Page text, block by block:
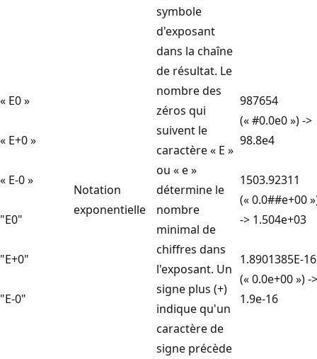
« E0 »
« E+0 »
« E-0 »
"E0"
"E+0"
"E-0"
Notation
exponentielle
symbole
d'exposant
dans la chaîne
de résultat. Le
nombre des
zéros qui
suivent le
caractère « E »
ou « e »
détermine le
nombre
minimal de
chiffres dans
l'exposant. Un
signe plus (+)
indique qu'un
caractère de
signe précède
987654
(« #0.0e0 ») ->
98.8e4
1503.92311
(« 0.0##e+00
-> 1.504e+03
1.8901385E-16
(« 0.0e+00 ») ->
1.9e-16